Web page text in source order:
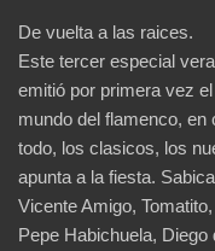
De vuelta a las raices.
Este tercer especial
emitió por primera vez
mundo del flamenco,
todo, los clasicos, los
apunta a la fiesta.
Vicente Amigo,
Pepe Habichuela,